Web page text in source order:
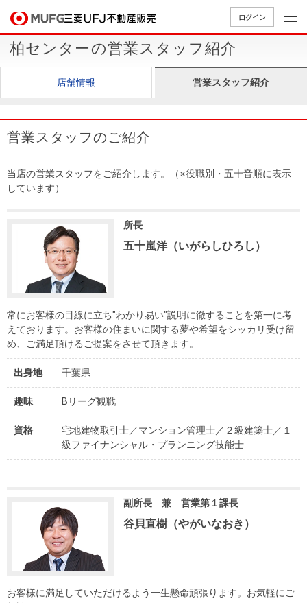
ログイン
ンを
探す
築・
を探
す
投
資
用
物
件
を
探
事業
件を
購入向け
サービス
住宅ロー
ン
住まい1プ
ラム）
定
却
売却
時手
取り
金額
試算
売却向け
周辺相場
住まい1プ
ラム）
住まいと
暮らしの
（電子ブ
店舗のご
案内（首
都圏）
店舗のご
案内（名
案内（関
ごあいさ
会社概
要
Way
経営ビジ
ョン
沿革
本社地
図
ニュース
会社案内
（電子ブ
ック版）
新卒採用
情報
キャリア
採用情報
買いたい
店舗案内
会社情報
法人のお客さま
会員ページ
閉じる
柏センターの営業スタッフ紹介
店舗情報 営業スタッフ紹介
営業スタッフのご紹介
当店の営業スタッフをご紹介します。（※役職別・五十音順に表示
しています）
所長
五十嵐洋（いがらしひろし）
常にお客様の目線に立ち"わかり易い"説明に徹することを第一に考
えております。お客様の住まいに関する夢や希望をシッカリ受け留
め、ご満足頂けるご提案をさせて頂きます。
出身地 千葉県
趣味 Bリーグ観戦
資格
宅地建物取引士／マンション管理士／２級建築士／１
級ファイナンシャル・プランニング技能士
副所長 兼 営業第１課長
谷貝直樹（やがいなおき）
お客様に満足していただけるよう一生懸命頑張ります。お気軽にご